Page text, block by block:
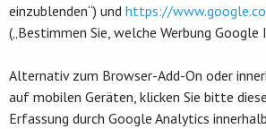
einzublenden“) und https://
(„Bestimmen Sie, welche Werbung Google
Alternativ zum Browser-Add-On oder
auf mobilen Geräten, klicken Sie bitte
Erfassung durch Google Analytics